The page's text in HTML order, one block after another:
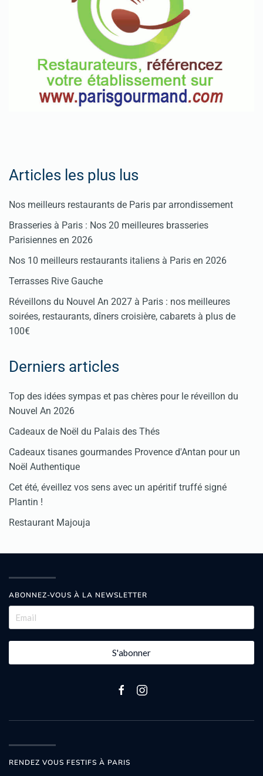
Articles les plus lus
Nos meilleurs restaurants de Paris par arrondissement
Brasseries à Paris : Nos 20 meilleures brasseries
Parisiennes en 2026
Nos 10 meilleurs restaurants italiens à Paris en 2026
Terrasses Rive Gauche
Réveillons du Nouvel An 2027 à Paris : nos meilleures
soirées, restaurants, dîners croisière, cabarets à plus de
100€
Derniers articles
Top des idées sympas et pas chères pour le réveillon du
Nouvel An 2026
Cadeaux de Noël du Palais des Thés
Cadeaux tisanes gourmandes Provence d'Antan pour un
Noël Authentique
Cet été, éveillez vos sens avec un apéritif truffé signé
Plantin !
Restaurant Majouja
ABONNEZ-VOUS À LA NEWSLETTER
S'abonner
RENDEZ VOUS FESTIFS À PARIS